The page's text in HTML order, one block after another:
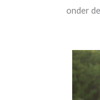
onder